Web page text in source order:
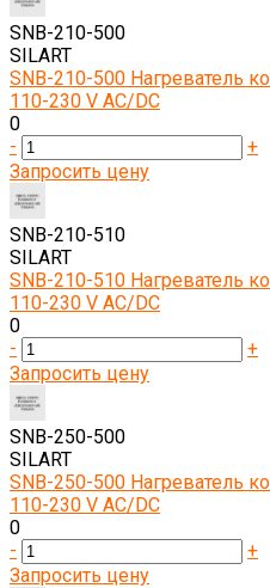
SNB-210-500
SILART
SNB-210-500 Нагреватель
110-230 V AC/DC
0
-
+
Запросить цену
SNB-210-510
SILART
SNB-210-510 Нагреватель
110-230 V AC/DC
0
-
+
Запросить цену
SNB-250-500
SILART
SNB-250-500 Нагреватель
110-230 V AC/DC
0
-
+
Запросить цену